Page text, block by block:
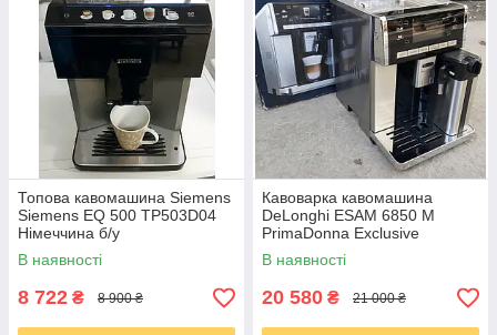
Топова кавомашина Siemens
Siemens EQ 500 TP503D04
Німеччина б/у
В наявності
8 722 ₴ 8 900 ₴
Кавоварка кавомашина
DeLonghi ESAM 6850 M
PrimaDonna Exclusive
В наявності
20 580 ₴ 21 000 ₴